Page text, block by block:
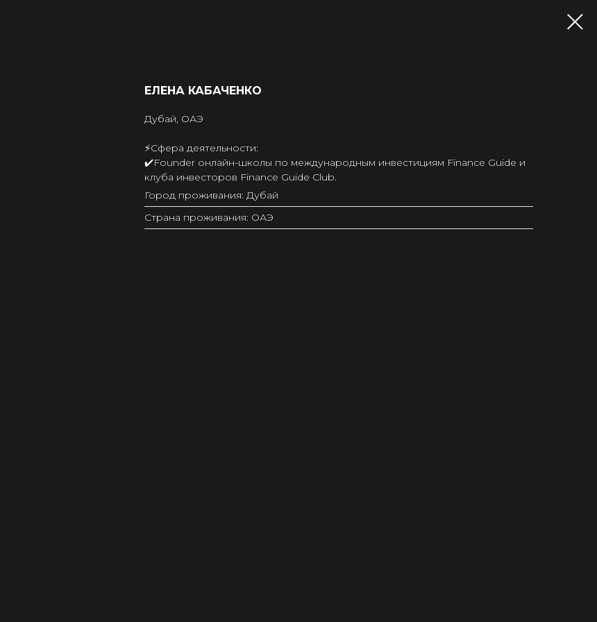
ЕЛЕНА КАБАЧЕНКО
Дубай, ОАЭ
⚡️Сфера деятельности:
✔️Founder онлайн-школы по международным инвестициям Finance Guide и
клуба инвесторов Finance Guide Club.
Город проживания: Дубай
Страна проживания: ОАЭ